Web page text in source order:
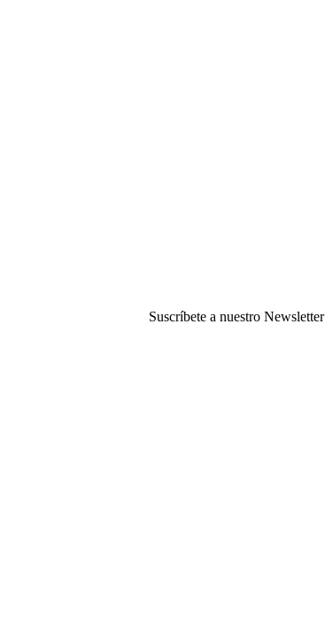
Suscríbete a nuestro Newsletter